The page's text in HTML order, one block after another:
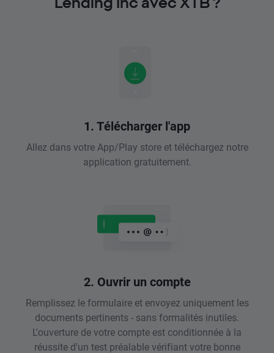
1. Télécharger l'app
Allez dans votre App/Play store et téléchargez notre
application gratuitement.
2. Ouvrir un compte
Remplissez le formulaire et envoyez uniquement les
documents pertinents - sans formalités inutiles.
L'ouverture de votre compte est conditionnée à la
réussite d'un test préalable vérifiant votre bonne